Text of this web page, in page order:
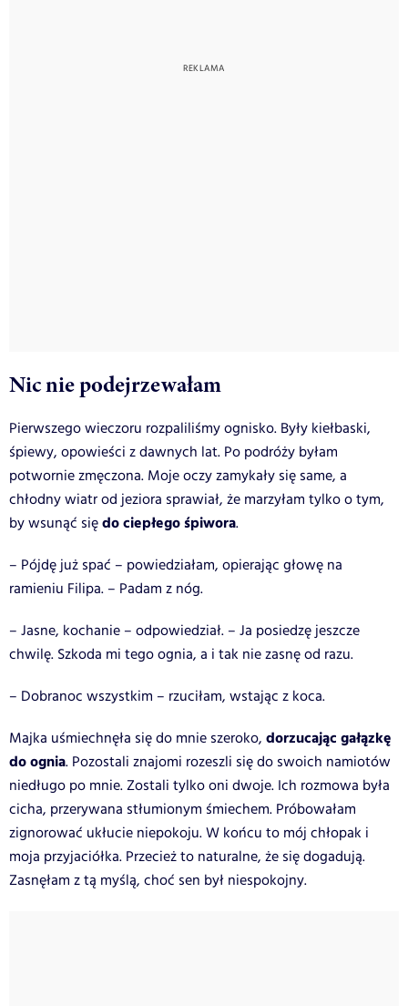
Nic nie podejrzewałam
Pierwszego wieczoru rozpaliliśmy ognisko. Były kiełbaski,
śpiewy, opowieści z dawnych lat. Po podróży byłam
potwornie zmęczona. Moje oczy zamykały się same, a
chłodny wiatr od jeziora sprawiał, że marzyłam tylko o tym,
by wsunąć siędo ciepłego śpiwora.
– Pójdę już spać – powiedziałam, opierając głowę na
ramieniu Filipa. – Padam z nóg.
– Jasne, kochanie – odpowiedział. – Ja posiedzę jeszcze
chwilę. Szkoda mi tego ognia, a i tak nie zasnę od razu.
– Dobranoc wszystkim – rzuciłam, wstając z koca.
Majka uśmiechnęła się do mnie szeroko, dorzucając gałązkę
do ognia. Pozostali znajomi rozeszli się do swoich namiotów
niedługo po mnie. Zostali tylko oni dwoje. Ich rozmowa była
cicha, przerywana stłumionym śmiechem. Próbowałam
zignorować ukłucie niepokoju. W końcu to mój chłopak i
moja przyjaciółka. Przecież to naturalne, że się dogadują.
Zasnęłam z tą myślą, choć sen był niespokojny.